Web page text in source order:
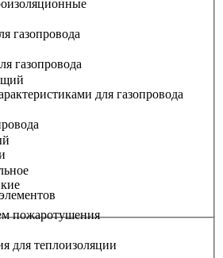
газопровода
газопровода
для газопровода
пожаротушения
для теплоизоляции